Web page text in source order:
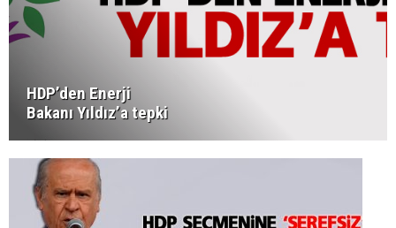
HDP’den Enerji
Bakanı Yıldız’a tepki